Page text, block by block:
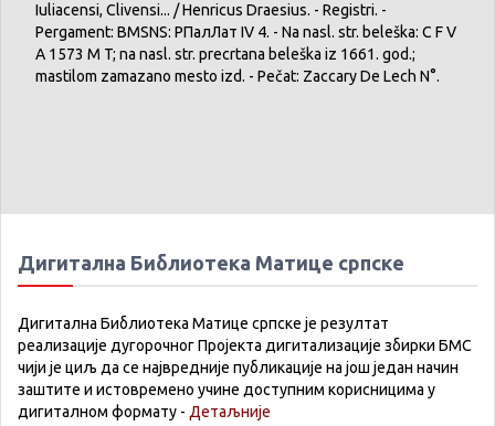
Iuliacensi, Clivensi... / Henricus Draesius. - Registri. -
Pergament: BMSNS: РПалЛат IV 4. - Na nasl. str. beleška: C F V
A 1573 M T; na nasl. str. precrtana beleška iz 1661. god.;
mastilom zamazano mesto izd. - Pečat: Zaccary De Lech N°.
Дигитална Библиотека Матице српске
Дигитална Библиотека Матице српске је резултат
реализације дугорочног Пројекта дигитализације збирки БМС
чији је циљ да се највредније публикације на још један начин
заштите и истовремено учине доступним корисницима у
дигиталном формату - Детаљније